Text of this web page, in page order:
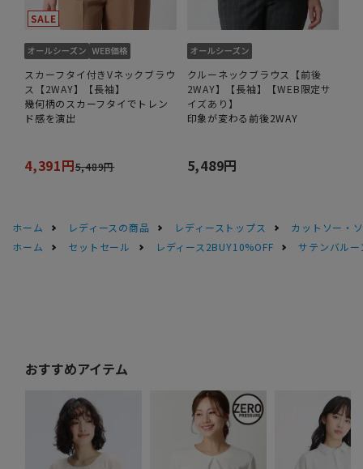
スカーフタイ付きVネックブラウ
ス【2WAY】【長袖】
幾何柄のスカーフタイでトレン
ド感を演出
4,391円5,489円
クルーネックブラウス【前後
2WAY】【長袖】【WEB限定サ
イズあり】
印象が変わる前後2WAY
5,489円
ホーム レディースの商品 レディーストップス
カットソー・
ホーム
セットセール レディース2BUY10%OFF サテンバル